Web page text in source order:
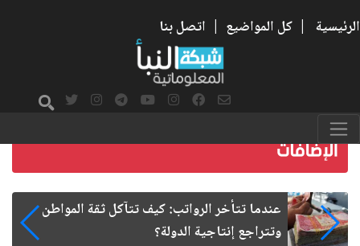
الرئيسية | كل المواضيع | اتصل بنا
صمت الطريق بعد الأربعين